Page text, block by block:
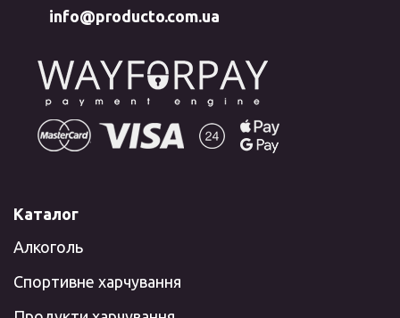
info@producto.com.ua
Каталог
Алкоголь
Спортивне харчування